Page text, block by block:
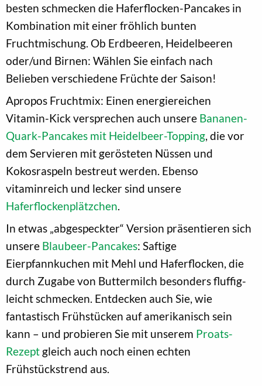
besten schmecken die Haferflocken-Pancakes in
Kombination mit einer fröhlich bunten
Fruchtmischung. Ob Erdbeeren, Heidelbeeren
oder/und Birnen: Wählen Sie einfach nach
Belieben verschiedene Früchte der Saison!
Apropos Fruchtmix: Einen energiereichen
Vitamin-Kick versprechen auch unsere Bananen-
Quark-Pancakes mit Heidelbeer-Topping, die vor
dem Servieren mit gerösteten Nüssen und
Kokosraspeln bestreut werden. Ebenso
vitaminreich und lecker sind unsere
Haferflockenplätzchen.
In etwas „abgespeckter“ Version präsentieren sich
unsere Blaubeer-Pancakes: Saftige
Eierpfannkuchen mit Mehl und Haferflocken, die
durch Zugabe von Buttermilch besonders fluffig-
leicht schmecken. Entdecken auch Sie, wie
fantastisch Frühstücken auf amerikanisch sein
kann – und probieren Sie mit unserem Proats-
Rezept gleich auch noch einen echten
Frühstückstrend aus.